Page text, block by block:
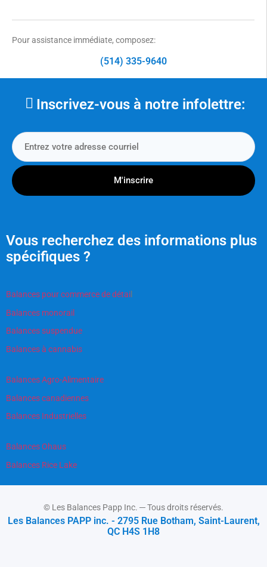
Pour assistance immédiate, composez:
(514) 335-9640
Inscrivez-vous à notre infolettre:
M'inscrire
Vous recherchez des informations plus
spécifiques ?
Balances pour commerce de détai
Balances monorail
Balances suspendue
Balances à cannabis
Balances Agro-Alimentaire
Balances canadiennes
Balances Industrielles
Balances Ohaus
Balances Rice Lake
© Les Balances Papp Inc. ─ Tous droits réservés.
Les Balances PAPP inc. - 2795 Rue Botham, Saint-Laurent,
QC H4S 1H8